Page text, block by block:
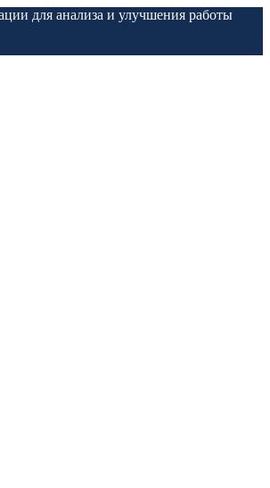
для анализа и улучшения работы